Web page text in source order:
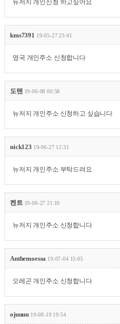
뉴저지 개인신청 하고싶어요
kms7391 19-05-27 23:41
영국 개인주소 신청합니다
도텐 19-06-08 00:58
뉴저지 개인주소 신청하고 싶습니다
nick123 19-06-27 12:31
뉴저지 개인주소 부탁드려요
켄트 19-06-27 21:10
뉴저지 개인주소 신청합니다
Anthemoessa 19-07-04 15:05
오레곤 개인주소 신청합니다
ojuuuu 19-08-19 19:54